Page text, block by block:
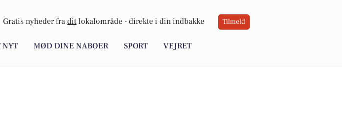
Gratis nyheder fra dit lokalområde - direkte i din indbakke Tilmeld
NYT MØD DINE NABOER SPORT VEJRET